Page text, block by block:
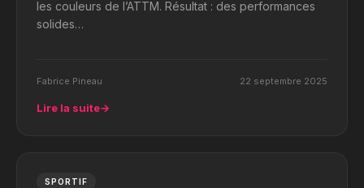
les couleurs de l’ATTM. Résultat : des performances
solides…
Fabrice Pineau 22 septembre 2025
Lire la suite→
SPORTIF